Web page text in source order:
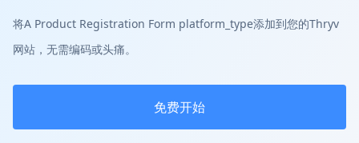
将A Product Registration Form platform_type添加到您的Thryv
网站，无需编码或头痛。
免费开始